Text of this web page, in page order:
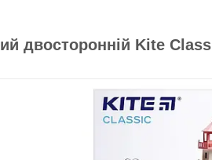
двосторонній Kite